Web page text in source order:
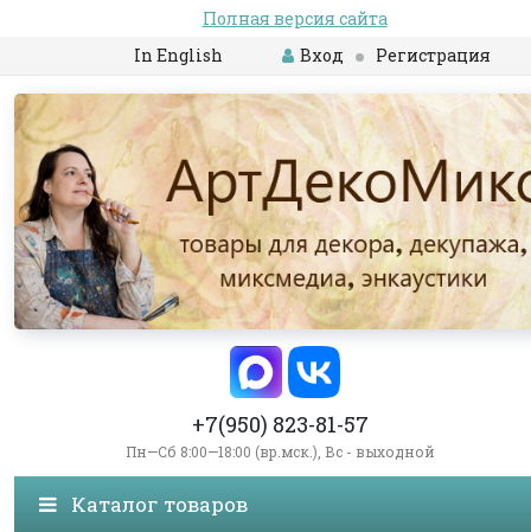
Полная версия сайта
In English
Вход Регистрация
+7(950) 823-81-57
Пн—Сб 8:00—18:00 (вр.мск.), Вс - выходной
Каталог товаров